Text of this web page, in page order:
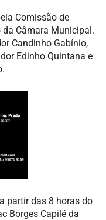
Comissão de
Câmara Municipal.
Candinho Gabínio,
Edinho Quintana e
partir das 8 horas do
Borges Capilé da